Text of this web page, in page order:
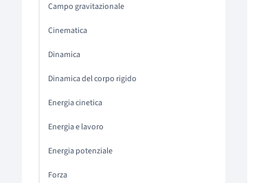
Campo gravitazionale
Cinematica
Dinamica
Dinamica del corpo rigido
Energia cinetica
Energia e lavoro
Energia potenziale
Forza